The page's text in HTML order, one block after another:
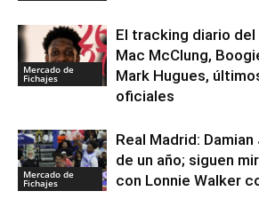
Mercado de
Fichajes
El tracking diario del
Mac McClung,
Mark Hugues,
oficiales
Mercado de
Fichajes
Real Madrid:
de un año; siguen
con Lonnie Walker